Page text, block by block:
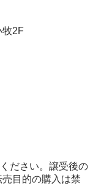
牧2F
ださい。譲受後の
⽬的の購⼊は禁